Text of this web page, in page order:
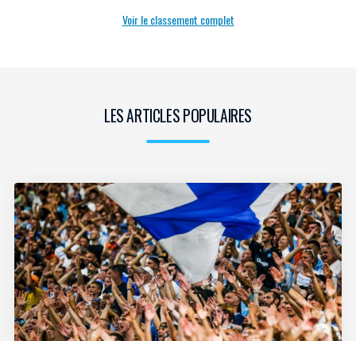
Voir le classement complet
LES ARTICLES POPULAIRES